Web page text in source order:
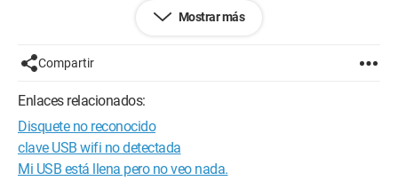
Mostrar más
Compartir
Enlaces relacionados:
Disquete no reconocido
clave USB wifi no detectada
Mi USB está llena pero no veo nada.